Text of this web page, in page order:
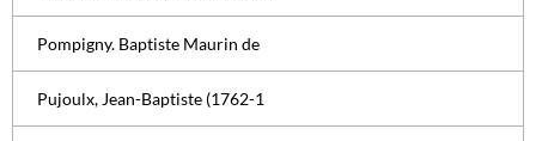
Pompigny. Baptiste Maurin de
Pujoulx, Jean-Baptiste (1762-1